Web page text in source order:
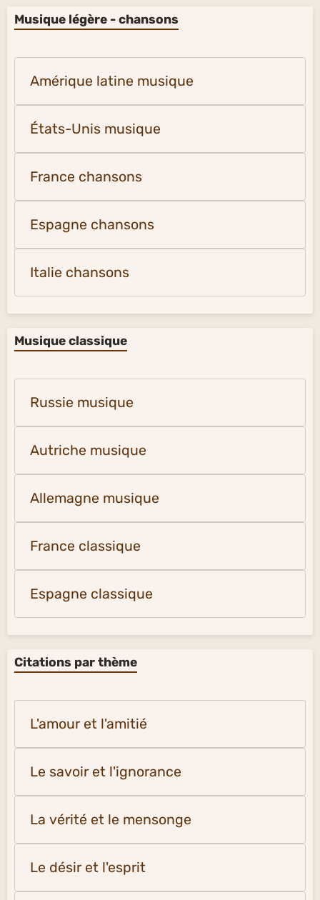
Musique légère - chansons
Amérique latine musique
États-Unis musique
France chansons
Espagne chansons
Italie chansons
Musique classique
Russie musique
Autriche musique
Allemagne musique
France classique
Espagne classique
Citations par thème
L'amour et l'amitié
Le savoir et l'ignorance
La vérité et le mensonge
Le désir et l'esprit